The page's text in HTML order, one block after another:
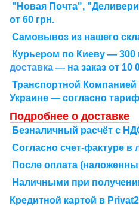
"Новая Почта",
от 60 грн.
Самовывоз из нашего
Курьером по Киеву — 300
доставка — на заказ от 10
Транспортной Компанией
Украине — согласно
Подробнее о доставке
Безналичный расчёт с
Согласно счет-фактуре
После оплата
Наличными при
Кредитной картой в